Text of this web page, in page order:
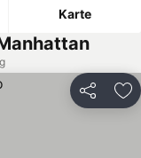
Karte
Teilen